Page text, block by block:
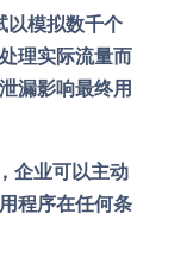
模拟数千个
理实际流量而
漏影响最终用
企业可以主动
程序在任何条